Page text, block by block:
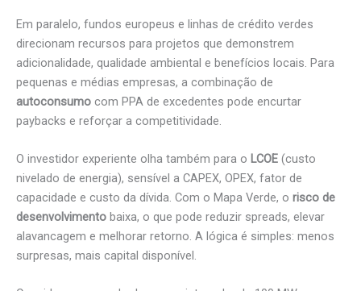
Em paralelo, fundos europeus e linhas de crédito verdes
direcionam recursos para projetos que demonstrem
adicionalidade, qualidade ambiental e benefícios locais. Para
pequenas e médias empresas, a combinação de
autoconsumo com PPA de excedentes pode encurtar
paybacks e reforçar a competitividade.
O investidor experiente olha também para o LCOE (custo
nivelado de energia), sensível a CAPEX, OPEX, fator de
capacidade e custo da dívida. Com o Mapa Verde, o risco de
desenvolvimento baixa, o que pode reduzir spreads, elevar
alavancagem e melhorar retorno. A lógica é simples: menos
surpresas, mais capital disponível.